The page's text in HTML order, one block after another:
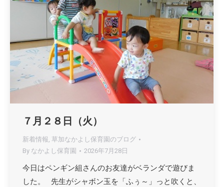
７月２８日（火）
新着情報, 草加なかよし保育園のブログ
By なかよし保育園 2026年7月28日
今日はペンギン組さんのお友達がベランダで遊びま
した。 先生がシャボン玉を「ふぅ～」っと吹くと、